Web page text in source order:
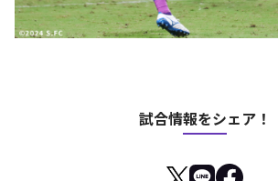
試合情報をシェア！